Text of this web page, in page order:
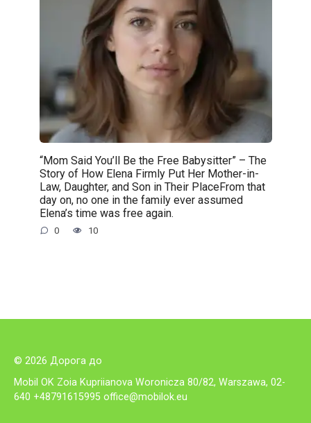
“Mom Said You’ll Be the Free Babysitter” – The
Story of How Elena Firmly Put Her Mother-in-
Law, Daughter, and Son in Their PlaceFrom that
day on, no one in the family ever assumed
Elena’s time was free again.
0 10
© 2026 Дорога до
Mobil OK Zoia Kupriianova Woronicza 80/82, Warszawa, 02-
640 +48791615995 office@mobilok.eu